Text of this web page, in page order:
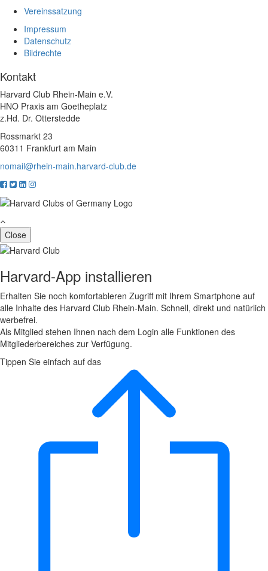
Vereinssatzung
Impressum
Datenschutz
Bildrechte
Kontakt
Harvard Club Rhein-Main e.V.
HNO Praxis am Goetheplatz
z.Hd. Dr. Otterstedde
Rossmarkt 23
60311 Frankfurt am Main
nomail@rhein-main.harvard-club.de
Close
Harvard-App installieren
Erhalten Sie noch komfortableren Zugriff mit Ihrem Smartphone auf
alle Inhalte des Harvard Club Rhein-Main. Schnell, direkt und natürlich
werbefrei.
Als Mitglied stehen Ihnen nach dem Login alle Funktionen des
Mitgliederbereiches zur Verfügung.
Tippen Sie einfach auf das